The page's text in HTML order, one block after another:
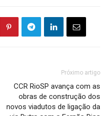
Próximo artigo
CCR RioSP avança com as
obras de construção dos
novos viadutos de ligação da